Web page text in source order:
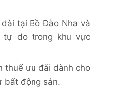
tại Bồ Đào Nha và
tự do trong khu vực
thuế ưu đãi dành cho
bất động sản.